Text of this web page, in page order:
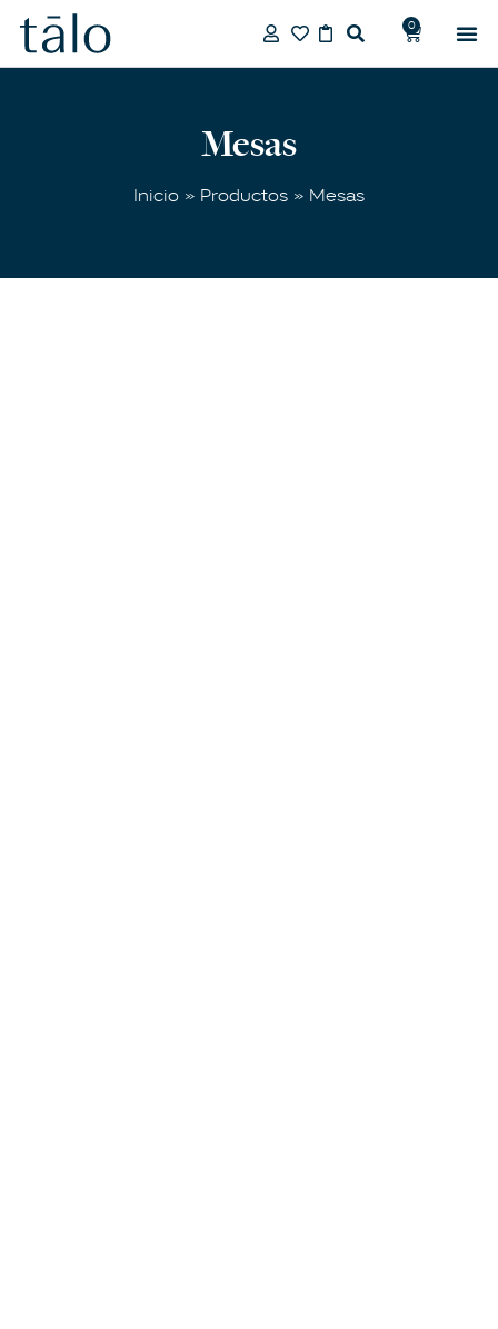
0
Mesas
Inicio » Productos » Mesas